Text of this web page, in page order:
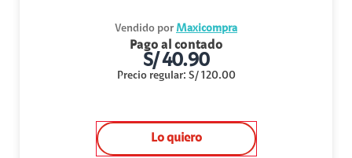
Vendido por Maxicompra
Pago al contado
S/40.90
Precio regular: S/ 120.00
Lo quiero